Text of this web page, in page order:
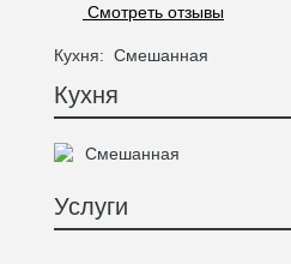
Смотреть отзывы
Кухня: Смешанная
Кухня
Смешанная
Услуги